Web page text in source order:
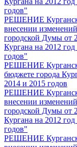
годов"
РЕШЕНИЕ
внесении
городской Думы от
Кургана на 2012
годов"
РЕШЕНИЕ
бюджете города
2014 и 2015 годов
РЕШЕНИЕ
внесении
городской Думы от
Кургана на 2012
годов"
РЕШЕНИЕ